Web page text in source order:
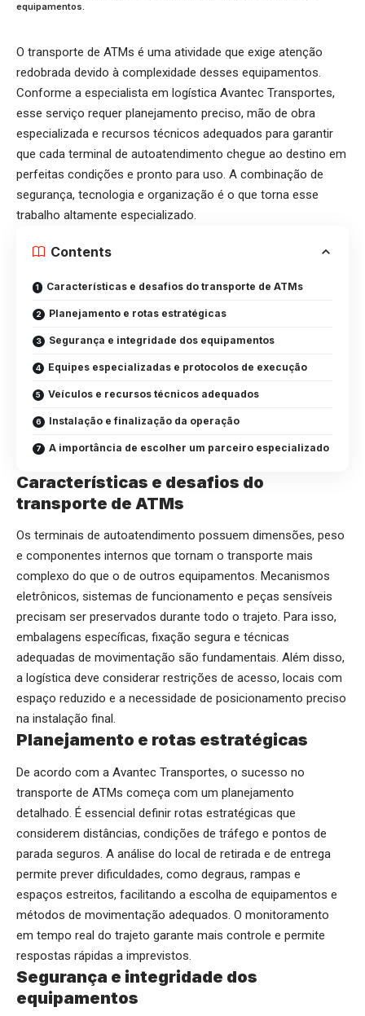
equipamentos.
O transporte de ATMs é uma atividade que exige atenção
redobrada devido à complexidade desses equipamentos.
Conforme a especialista em logística Avantec Transportes,
esse serviço requer planejamento preciso, mão de obra
especializada e recursos técnicos adequados para garantir
que cada terminal de autoatendimento chegue ao destino em
perfeitas condições e pronto para uso. A combinação de
segurança, tecnologia e organização é o que torna esse
trabalho altamente especializado.
Contents
Características e desafios do transporte de ATMs
Planejamento e rotas estratégicas
Segurança e integridade dos equipamentos
Equipes especializadas e protocolos de execução
Veículos e recursos técnicos adequados
Instalação e finalização da operação
A importância de escolher um parceiro especializado
Características e desafios do
transporte de ATMs
Os terminais de autoatendimento possuem dimensões, peso
e componentes internos que tornam o transporte mais
complexo do que o de outros equipamentos. Mecanismos
eletrônicos, sistemas de funcionamento e peças sensíveis
precisam ser preservados durante todo o trajeto. Para isso,
embalagens específicas, fixação segura e técnicas
adequadas de movimentação são fundamentais. Além disso,
a logística deve considerar restrições de acesso, locais com
espaço reduzido e a necessidade de posicionamento preciso
na instalação final.
Planejamento e rotas estratégicas
De acordo com a Avantec Transportes, o sucesso no
transporte de ATMs começa com um planejamento
detalhado. É essencial definir rotas estratégicas que
considerem distâncias, condições de tráfego e pontos de
parada seguros. A análise do local de retirada e de entrega
permite prever dificuldades, como degraus, rampas e
espaços estreitos, facilitando a escolha de equipamentos e
métodos de movimentação adequados. O monitoramento
em tempo real do trajeto garante mais controle e permite
respostas rápidas a imprevistos.
Segurança e integridade dos
equipamentos